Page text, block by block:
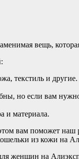
вещь,
текстиль и
но если вам
и материала.
вам поможет наш
из кожи на
женщин на